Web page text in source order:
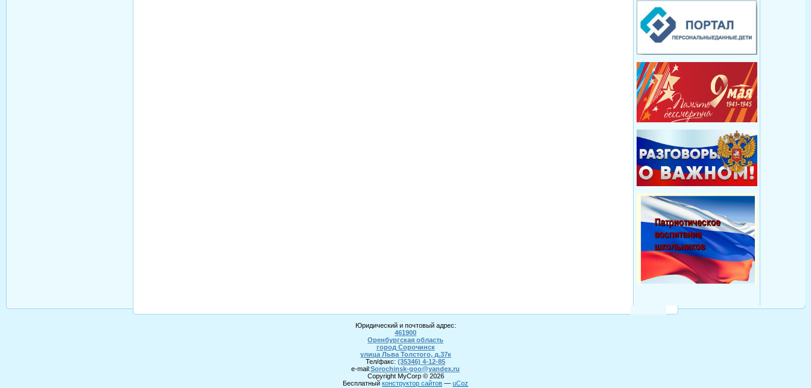
Юридический и почтовый адрес:
461900
Оренбургская область
город Сорочинск
улица Льва Толстого, д.37к
Тел/факс: (35346) 4-12-85
e-mail:Sorochinsk-goo@yandex.ru
Copyright MyCorp © 2026
Бесплатный конструктор сайтов — uCoz